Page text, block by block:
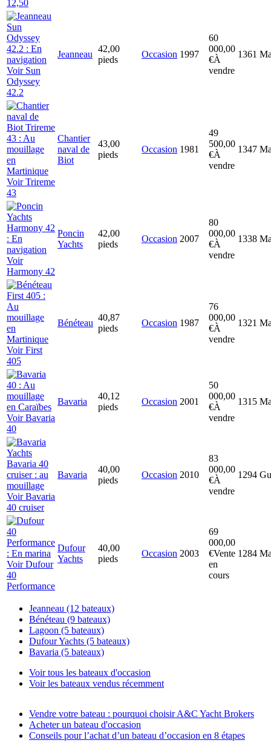
12,50
Voir Sun
Odyssey
42.2
Jeanneau
42,00
pieds
Occasion 1997
60
000,00
€À
vendre
1361
Voir Trireme
43
Chantier
naval de
Biot
43,00
pieds
Occasion 1981
49
500,00
€À
vendre
1347
Voir
Harmony 42
Poncin
Yachts
42,00
pieds
Occasion 2007
80
000,00
€À
vendre
1338
Voir First
405
Bénéteau
40,87
pieds
Occasion 1987
76
000,00
€À
vendre
1321
Voir Bavaria
40
Bavaria
40,12
pieds
Occasion 2001
50
000,00
€À
vendre
1315
Voir Bavaria
40 cruiser
Bavaria
40,00
pieds
Occasion 2010
83
000,00
€À
vendre
1294
Voir Dufour
40
Performance
Dufour
Yachts
40,00
pieds
Occasion 2003
69
000,00
€Vente
en
cours
1284
Jeanneau (12 bateaux)
Bénéteau (9 bateaux)
Lagoon (5 bateaux)
Dufour Yachts (5 bateaux)
Bavaria (5 bateaux)
Voir tous les bateaux d'occasion
Voir les bateaux vendus récemment
Vendre votre bateau : pourquoi choisir A&C Yacht Brokers
Acheter un bateau d'occasion
Conseils pour l’achat d’un bateau d’occasion en 8 étapes